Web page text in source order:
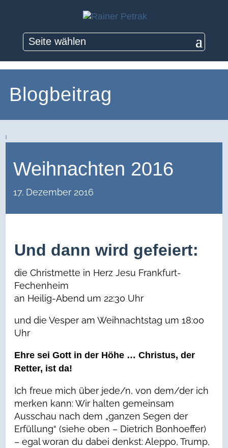
Seite wählen
Blogbeitrag
Weihnachten 2016
17. Dezember 2016
Und dann wird gefeiert:
die Christmette in Herz Jesu Frankfurt-
Fechenheim
an Heilig-Abend um 22:30 Uhr
und die Vesper am Weihnachtstag um 18:00
Uhr
Ehre sei Gott in der Höhe … Christus, der
Retter, ist da!
Ich freue mich über jede/n, von dem/der ich
merken kann: Wir halten gemeinsam
Ausschau nach dem „ganzen Segen der
Erfüllung“ (siehe oben – Dietrich Bonhoeffer)
– egal woran du dabei denkst: Aleppo, Trump,